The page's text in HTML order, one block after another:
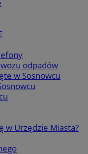
odpadów
w Sosnowcu
w Urzędzie Miasta?